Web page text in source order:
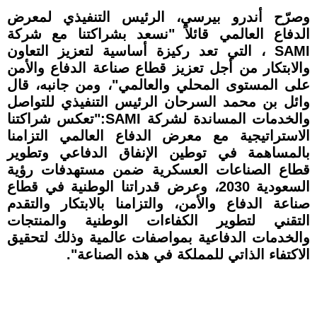
وصرّح أندرو بيرسي، الرئيس التنفيذي لمعرض
الدفاع العالمي قائلاً "نسعد بشراكتنا مع شركة
SAMI ، التي تعد ركيزة أساسية لتعزيز التعاون
والابتكار من أجل تعزيز قطاع صناعة الدفاع والأمن
على المستوى المحلي والعالمي"، ومن جانبه، قال
وائل بن محمد السرحان الرئيس التنفيذي للتواصل
والخدمات المساندة لشركة SAMI:"تعكس شراكتنا
الاستراتيجية مع معرض الدفاع العالمي التزامنا
بالمساهمة في توطين الإنفاق الدفاعي وتطوير
قطاع الصناعات العسكرية ضمن مستهدفات رؤية
السعودية 2030، وعرض قدراتنا الوطنية في قطاع
صناعة الدفاع والأمن، والتزامنا بالابتكار والتقدم
التقني لتطوير الكفاءات الوطنية والمنتجات
والخدمات الدفاعية بمواصفات عالمية وذلك لتحقيق
الاكتفاء الذاتي للمملكة في هذه الصناعة".